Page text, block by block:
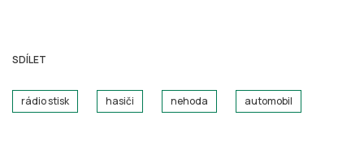
SDÍLET
rádio stisk hasiči nehoda automobil